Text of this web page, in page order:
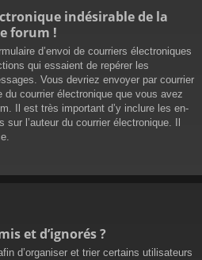
indésirable de la
forum !
d’envoi de courriers électroniques
qui essaient de repérer les
Vous devriez envoyer par courrier
courrier électronique que vous avez
Il est très important d’y inclure les en-
l’auteur du courrier électronique. Il
et d’ignorés ?
d’organiser et trier certains utilisateurs